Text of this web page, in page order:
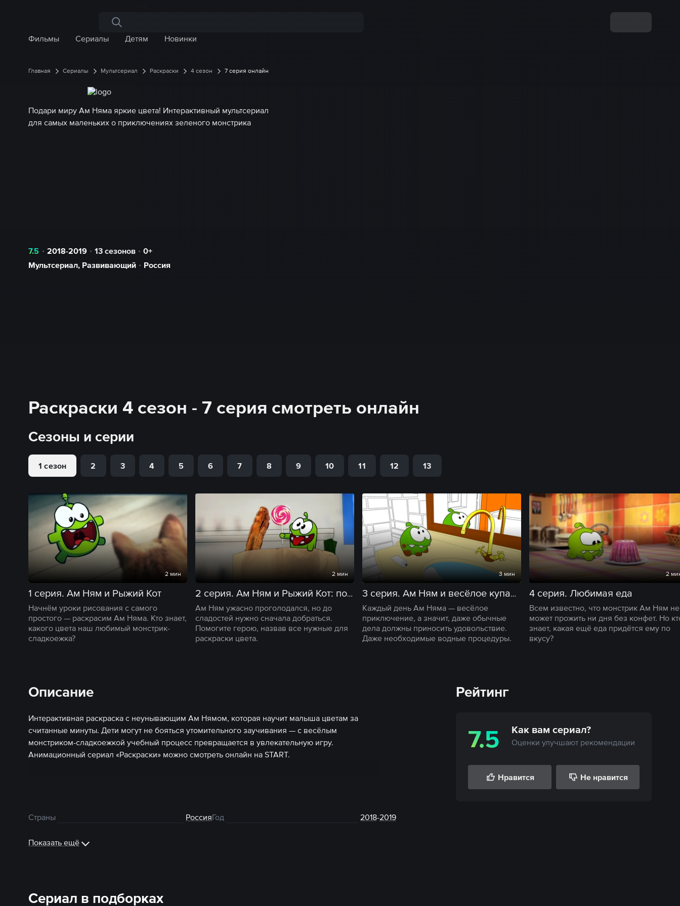
Поиск по сайту
Фильмы
Сериалы Детям Новинки
Главная Сериалы Мультсериал Раскраски 4 сезон 7 серия онлайн
Подари миру Ам Няма яркие цвета! Интерактивный мультсериал
для самых маленьких о приключениях зеленого монстрика
7.5 2018-2019 13 сезонов
0+
Мультсериал, Развивающий Россия
Раскраски 4 сезон - 7 серия смотреть онлайн
Сезоны и серии
1 сезон 2 3 4 5 6 7 8 9 10 11 12 13
2 мин
1 серия. Ам Ням и Рыжий Кот
Начнём уроки рисования с самого
простого — раскрасим Ам Няма. Кто знает,
какого цвета наш любимый монстрик-
сладкоежка?
2 мин
2 серия. Ам Ням и Рыжий Кот: погоня продолжается
Ам Ням ужасно проголодался, но до
сладостей нужно сначала добраться.
Помогите герою, назвав все нужные для
раскраски цвета.
3 мин
3 серия. Ам Ням и весёлое купание
Каждый день Ам Няма — весёлое
приключение, а значит, даже обычные
дела должны приносить удовольствие.
Даже необходимые водные процедуры.
2
4 серия. Любимая еда
Всем известно, что монстрик Ам Ням не
может прожить ни дня без конфет. Но
знает, какая ещё еда придётся ему по
вкусу?
Описание
Интерактивная раскраска с неунывающим Ам Нямом, которая научит малыша цветам за
считанные минуты. Дети могут не бояться утомительного заучивания — с весёлым
монстриком-сладкоежкой учебный процесс превращается в увлекательную игру.
Анимационный сериал «Раскраски» можно смотреть онлайн на START.
Страны РоссияГод 2018-2019
Показать ещё
Рейтинг
7.5 Как вам сериал?
Оценки улучшают рекомендации
Нравится Не нравится
Сериал в подборках